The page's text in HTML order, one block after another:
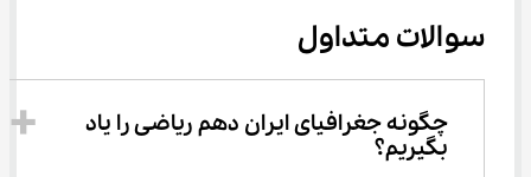
سوالات متداول
چگونه جغرافیای ایران دهم ریاضی را یاد
بگیریم؟